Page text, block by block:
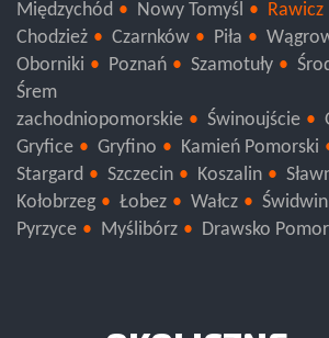
Międzychód
Nowy Tomyśl Rawicz
Chodzież
Czarnków Piła
Oborniki
Poznań Szamotuły
Śrem
zachodniopomorskie
Świnoujście
Gryfice
Gryfino Kamień Pomorski
Stargard
Szczecin Koszalin
Kołobrzeg
Łobez Wałcz Świdwin
Pyrzyce
Myślibórz Drawsko